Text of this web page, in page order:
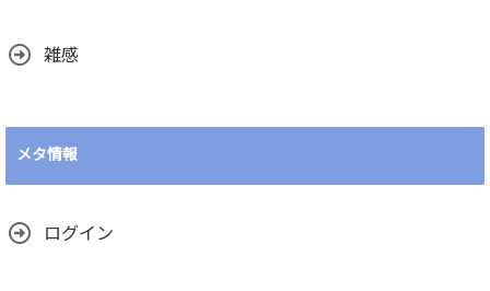
雑感
メタ情報
ログイン